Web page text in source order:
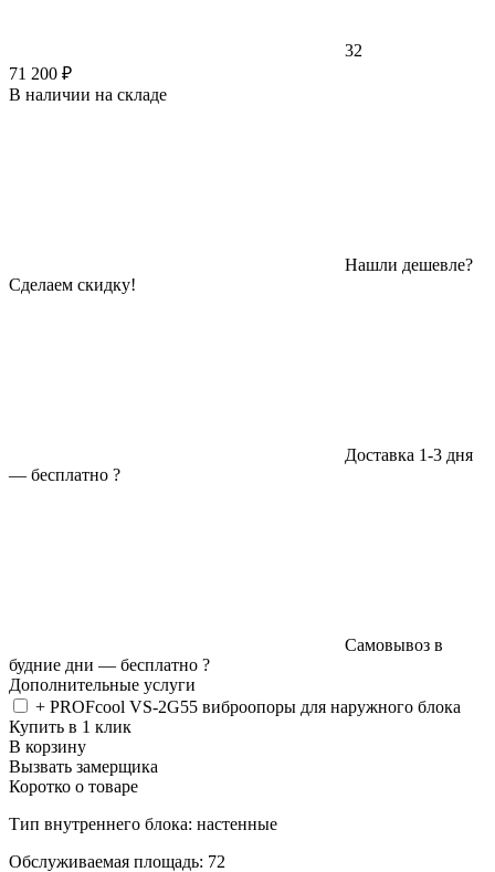
32
71 200 ₽
В наличии на складе
Нашли дешевле?
Сделаем скидку!
Доставка 1-3 дня
— бесплатно ?
Самовывоз в
будние дни — бесплатно ?
Дополнительные услуги
+ PROFcool VS-2G55 виброопоры для наружного блока
Купить в 1 клик
В корзину
Вызвать замерщика
Коротко о товаре
Тип внутреннего блока: настенные
Обслуживаемая площадь: 72